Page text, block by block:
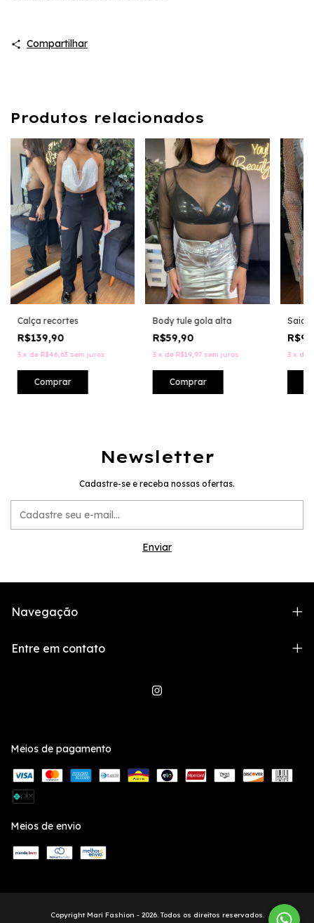
Compartilhar
Produtos relacionados
Calça recortes
R$139,90
3 x de R$46,63 sem juros
Comprar
Body tule gola alta
R$59,90
3 x de R$19,97 sem juros
Comprar
Saia
3 x de
Newsletter
Cadastre-se e receba nossas ofertas.
Navegação
Entre em contato
Meios de pagamento
Meios de envio
Copyright Mari Fashion - 2026. Todos os direitos reservados.